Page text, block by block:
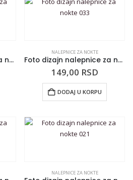
Foto dizajn nalepnice za nokte 037
NALEPNICE ZA NOKTE
Foto dizajn nalepnice za nokte 033
149,00 RSD
DODAJ U KORPU
NALEPNICE ZA NOKTE